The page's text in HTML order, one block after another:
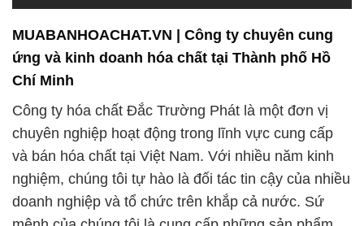
MUABANHOACHAT.VN | Công ty chuyên cung
ứng và kinh doanh hóa chất tại Thành phố Hồ
Chí Minh
Công ty hóa chất Đắc Trường Phát là một đơn vị
chuyên nghiệp hoạt động trong lĩnh vực cung cấp
và bán hóa chất tại Việt Nam. Với nhiều năm kinh
nghiệm, chúng tôi tự hào là đối tác tin cậy của nhiều
doanh nghiệp và tổ chức trên khắp cả nước. Sứ